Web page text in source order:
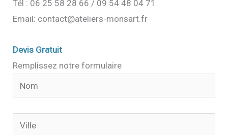
Tél : 06 25 58 28 66 / 09 54 48 04 71
Email: contact@ateliers-monsart.fr
Devis Gratuit
Remplissez notre formulaire